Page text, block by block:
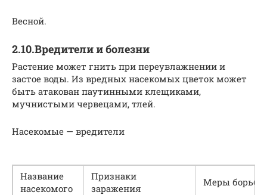
Весной.
2.10.Вредители и болезни
Растение может гнить при переувлажнении и
застое воды. Из вредных насекомых цветок может
быть атакован паутинными клещиками,
мучнистыми червецами, тлей.
Насекомые — вредители
Название
насекомого
Признаки
заражения
Меры борьбы